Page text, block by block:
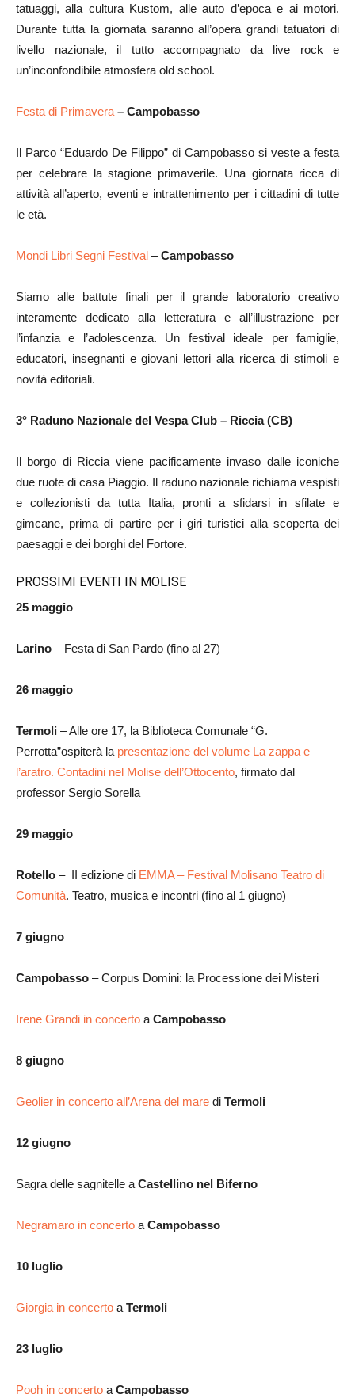
tatuaggi, alla cultura Kustom, alle auto d’epoca e ai motori.
Durante tutta la giornata saranno all’opera grandi tatuatori di
livello nazionale, il tutto accompagnato da live rock e
un’inconfondibile atmosfera old school.
Festa di Primavera – Campobasso
Il Parco “Eduardo De Filippo” di Campobasso si veste a festa
per celebrare la stagione primaverile. Una giornata ricca di
attività all’aperto, eventi e intrattenimento per i cittadini di tutte
le età.
Mondi Libri Segni Festival –Campobasso
Siamo alle battute finali per il grande laboratorio creativo
interamente dedicato alla letteratura e all’illustrazione per
l’infanzia e l’adolescenza. Un festival ideale per famiglie,
educatori, insegnanti e giovani lettori alla ricerca di stimoli e
novità editoriali.
3° Raduno Nazionale del Vespa Club – Riccia (CB)
Il borgo di Riccia viene pacificamente invaso dalle iconiche
due ruote di casa Piaggio. Il raduno nazionale richiama vespisti
e collezionisti da tutta Italia, pronti a sfidarsi in sfilate e
gimcane, prima di partire per i giri turistici alla scoperta dei
paesaggi e dei borghi del Fortore.
PROSSIMI EVENTI IN MOLISE
25 maggio
Larino – Festa di San Pardo (fino al 27)
26 maggio
Termoli – Alle ore 17, la Biblioteca Comunale “G.
Perrotta”ospiterà la presentazione del volume La zappa e
l’aratro. Contadini nel Molise dell’Ottocento, firmato dal
professor Sergio Sorella
29 maggio
Rotello – II edizione di EMMA – Festival Molisano Teatro di
Comunità. Teatro, musica e incontri (fino al 1 giugno)
7 giugno
Campobasso – Corpus Domini: la Processione dei Misteri
Irene Grandi in concerto a Campobasso
8 giugno
Geolier in concerto all’Arena del mare di Termoli
12 giugno
Sagra delle sagnitelle a Castellino nel Biferno
Negramaro in concerto a Campobasso
10 luglio
Giorgia in concerto a Termoli
23 luglio
Pooh in concerto a Campobasso